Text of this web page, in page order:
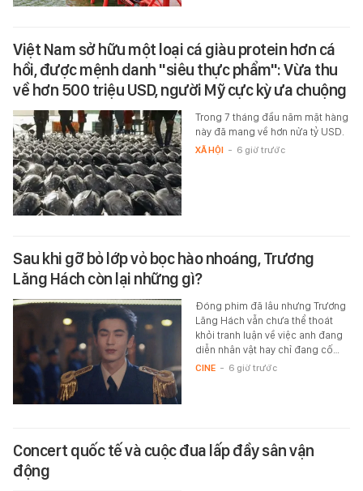
Việt Nam sở hữu một loại cá giàu protein hơn cá
hồi, được mệnh danh "siêu thực phẩm": Vừa thu
về hơn 500 triệu USD, người Mỹ cực kỳ ưa chuộng
Trong 7 tháng đầu năm mặt hàng
này đã mang về hơn nửa tỷ USD.
XÃ HỘI - 6 giờ trước
Sau khi gỡ bỏ lớp vỏ bọc hào nhoáng, Trương
Lăng Hách còn lại những gì?
Đóng phim đã lâu nhưng Trương
Lăng Hách vẫn chưa thể thoát
khỏi tranh luận về việc anh đang
diễn nhân vật hay chỉ đang cố…
CINE - 6 giờ trước
Concert quốc tế và cuộc đua lấp đầy sân vận
động